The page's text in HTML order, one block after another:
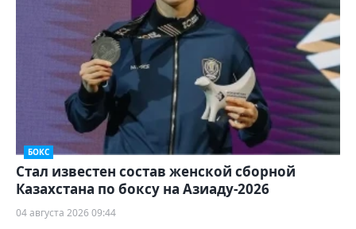
БОКС
Стал известен состав женской сборной
Казахстана по боксу на Азиаду-2026
04 августа 2026 09:44